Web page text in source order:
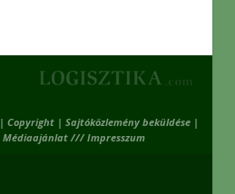
| Copyright | Sajtóközlemény beküldése |
Médiaajánlat /// Impresszum